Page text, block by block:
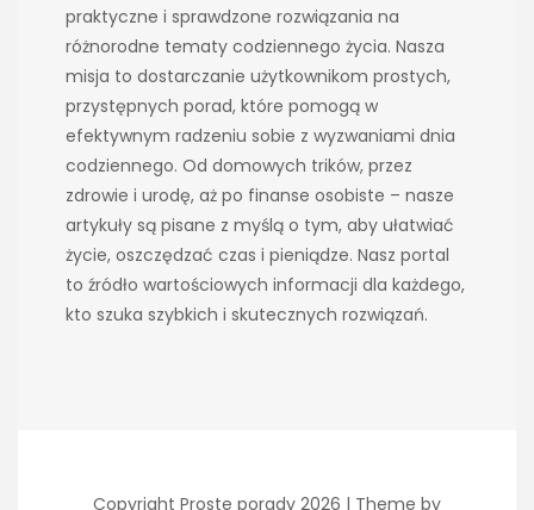
praktyczne i sprawdzone rozwiązania na
różnorodne tematy codziennego życia. Nasza
misja to dostarczanie użytkownikom prostych,
przystępnych porad, które pomogą w
efektywnym radzeniu sobie z wyzwaniami dnia
codziennego. Od domowych trików, przez
zdrowie i urodę, aż po finanse osobiste – nasze
artykuły są pisane z myślą o tym, aby ułatwiać
życie, oszczędzać czas i pieniądze. Nasz portal
to źródło wartościowych informacji dla każdego,
kto szuka szybkich i skutecznych rozwiązań.
Copyright Proste porady 2026 | Theme by